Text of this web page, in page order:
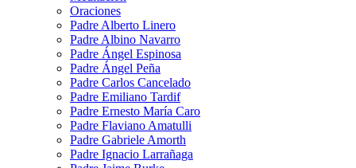
Oraciones
Padre Alberto Linero
Padre Albino Navarro
Padre Ángel Espinosa
Padre Ángel Peña
Padre Carlos Cancelado
Padre Emiliano Tardif
Padre Ernesto María Caro
Padre Flaviano Amatulli
Padre Gabriele Amorth
Padre Ignacio Larrañaga